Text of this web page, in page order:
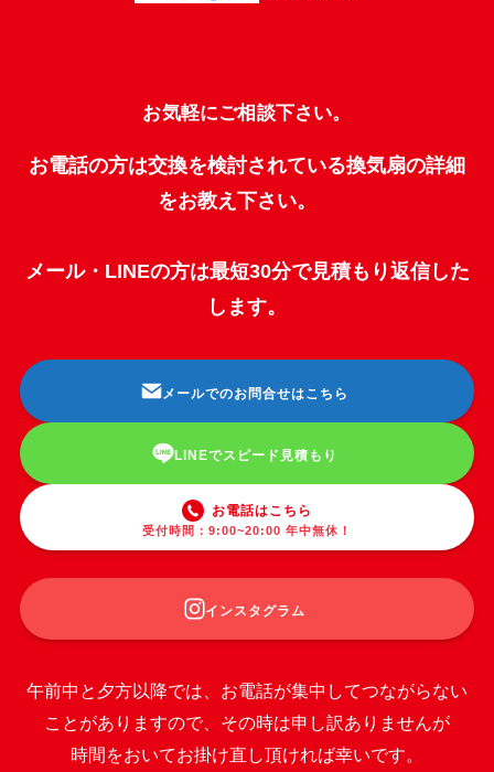
お気軽にご相談下さい。
お電話の方は交換を検討されている換気扇の詳細
をお教え下さい。
メール・LINEの方は最短30分で見積もり返信した
します。
メールでのお問合せはこちら
LINEでスピード見積もり
お電話はこちら
受付時間：9:00~20:00 年中無休！
インスタグラム
午前中と夕方以降では、お電話が集中してつながらない
ことがありますので、その時は申し訳ありませんが
時間をおいてお掛け直し頂ければ幸いです。